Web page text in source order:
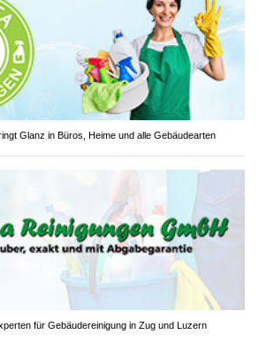
Glanz in Büros, Heime und alle Gebäudearten
für Gebäudereinigung in Zug und Luzern